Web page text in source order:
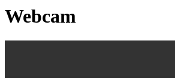
Webcam